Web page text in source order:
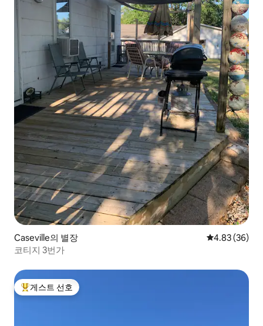
Caseville의 별장 평점 4.83점(5
4.83 (36)
코티지 3번가
상위 게스트 선호
게스트 선호